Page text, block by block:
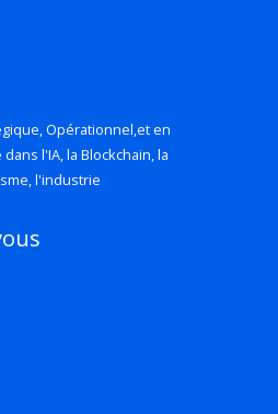
Opérationnel,et en
l'IA, la Blockchain, la
l'industrie